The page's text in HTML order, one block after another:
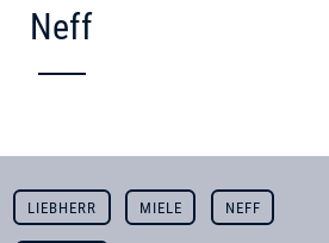
Neff
LIEBHERR MIELE NEFF